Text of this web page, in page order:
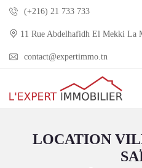
(+216) 21 733 733
11 Rue Abdelhafidh El Mekki La
contact@expertimmo.tn
LOCATION